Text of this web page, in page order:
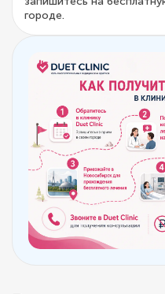
городе.